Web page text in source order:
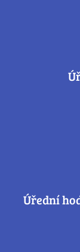
Úřední